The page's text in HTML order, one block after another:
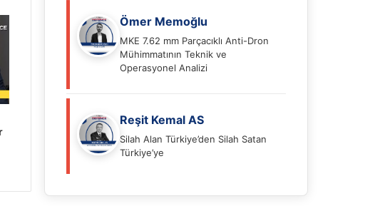
Ömer Memoğlu
MKE 7.62 mm Parçacıklı Anti-Dron
Mühimmatının Teknik ve
Operasyonel Analizi
Reşit Kemal AS
Silah Alan Türkiye’den Silah Satan
Türkiye’ye